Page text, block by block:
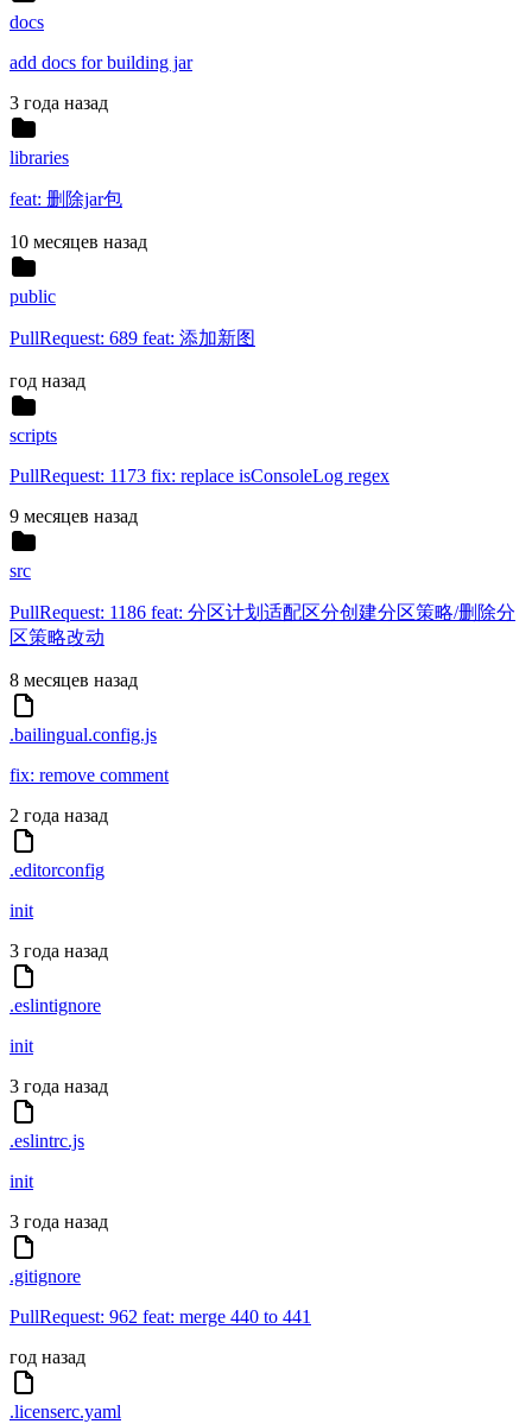
docs
add docs for building jar
3 года назад
libraries
feat: 删除jar包
10 месяцев назад
public
PullRequest: 689 feat: 添加新图
год назад
scripts
PullRequest: 1173 fix: replace isConsoleLog regex
9 месяцев назад
src
PullRequest: 1186 feat: 分区计划适配区分创建分区策略/删除分
区策略改动
8 месяцев назад
.bailingual.config.js
fix: remove comment
2 года назад
.editorconfig
init
3 года назад
.eslintignore
init
3 года назад
.eslintrc.js
init
3 года назад
.gitignore
PullRequest: 962 feat: merge 440 to 441
год назад
.licenserc.yaml